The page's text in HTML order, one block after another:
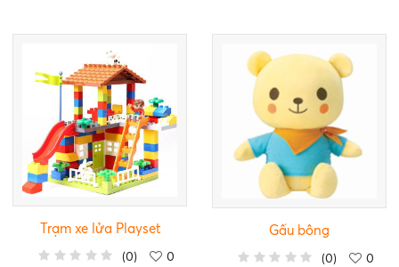
Trạm xe lửa Playset
(0)
0
Gấu bông
(0)
0